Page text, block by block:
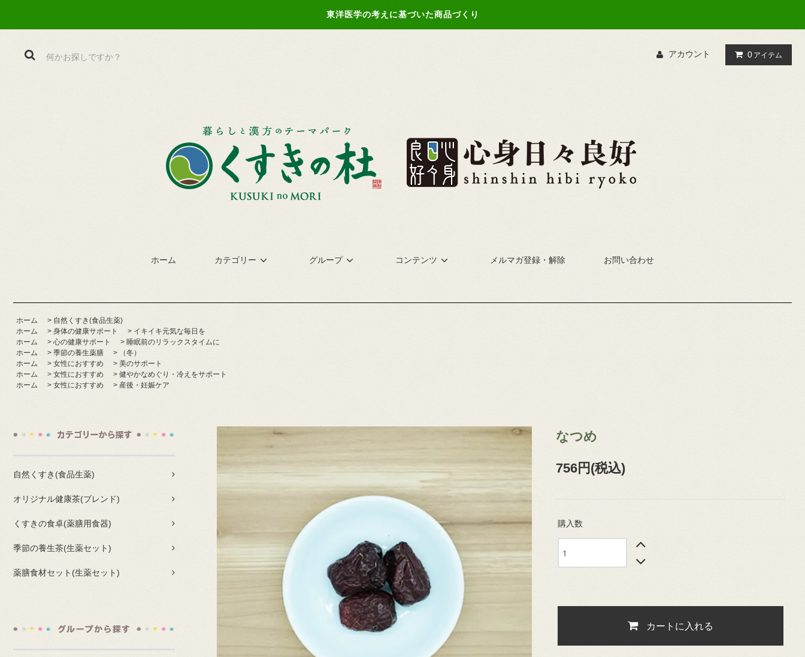
東洋医学の考えに基づいた商品づくり
アカウント 0 アイテム
ホーム カテゴリー グループ コンテンツ メルマガ登録・解除 お問い合わせ
ホーム > 自然くすき(食品生薬)
ホーム
> 身体の健康サポート > イキイキ元気な毎日を
ホーム
> 心の健康サポート > 睡眠前のリラックスタイムに
ホーム
> 季節の養生薬膳 >
（冬）
ホーム
> 女性におすすめ > 美のサポート
ホーム
> 女性におすすめ > 健やかなめぐり・冷えをサポート
ホーム
> 女性におすすめ > 産後・妊娠ケア
自然くすき(食品生薬)
オリジナル健康茶(ブレンド)
くすきの食卓(薬膳用食器)
季節の養生茶(生薬セット)
薬膳食材セット(生薬セット)
なつめ
756円(税込)
購入数
カートに入れる